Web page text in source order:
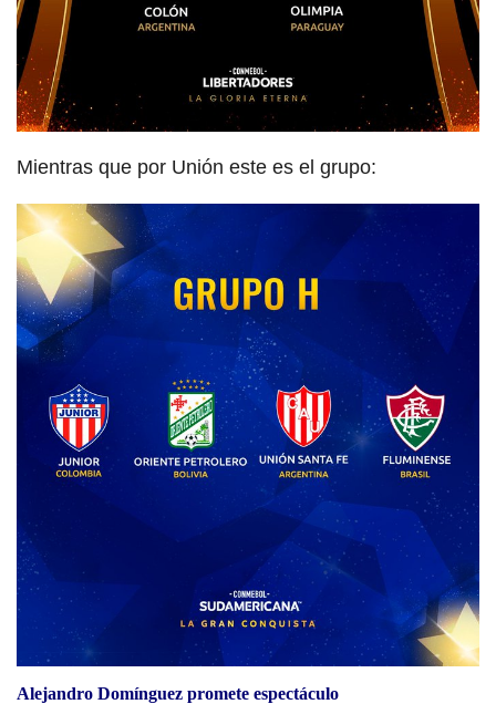
Mientras que por Unión este es el grupo:
Alejandro Domínguez promete espectáculo